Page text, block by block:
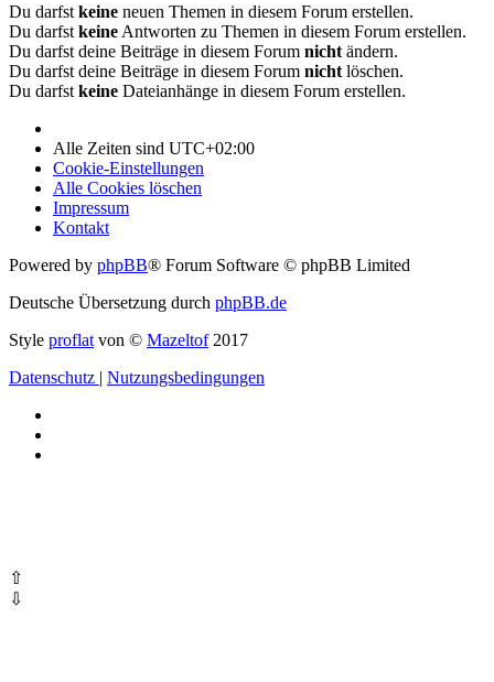
Du darfst keine neuen Themen in diesem Forum erstellen.
Du darfst keine Antworten zu Themen in diesem Forum erstellen.
Du darfst deine Beiträge in diesem Forum nicht ändern.
Du darfst deine Beiträge in diesem Forum nicht löschen.
Du darfst keine Dateianhänge in diesem Forum erstellen.
Alle Zeiten sind UTC+02:00
Cookie-Einstellungen
Alle Cookies löschen
Impressum
Kontakt
Powered by phpBB® Forum Software © phpBB Limited
Deutsche Übersetzung durch phpBB.de
Style proflat von © Mazeltof2017
Datenschutz | Nutzungsbedingungen
⇧
⇩